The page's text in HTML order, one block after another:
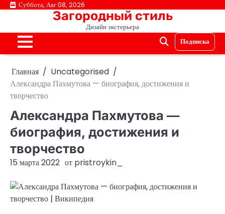
ПерейтиСуббота, Авг 08, 2026
Загородный стиль
Дизайн экстерьера
Подписка
Главная
Uncategorised
Александра Пахмутова — биография, достижения и
творчество
Александра Пахмутова —
биография, достижения и
творчество
15 марта 2022 от pristroykin_